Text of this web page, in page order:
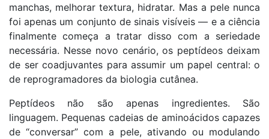
manchas, melhorar textura, hidratar. Mas a pele nunca
foi apenas um conjunto de sinais visíveis — e a ciência
finalmente começa a tratar disso com a seriedade
necessária. Nesse novo cenário, os peptídeos deixam
de ser coadjuvantes para assumir um papel central: o
de reprogramadores da biologia cutânea.
Peptídeos não são apenas ingredientes. São
linguagem. Pequenas cadeias de aminoácidos capazes
de “conversar” com a pele, ativando ou modulando